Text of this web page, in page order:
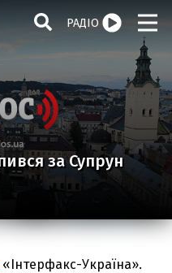
РАДІО
за Супрун
«Інтерфакс-Україна».